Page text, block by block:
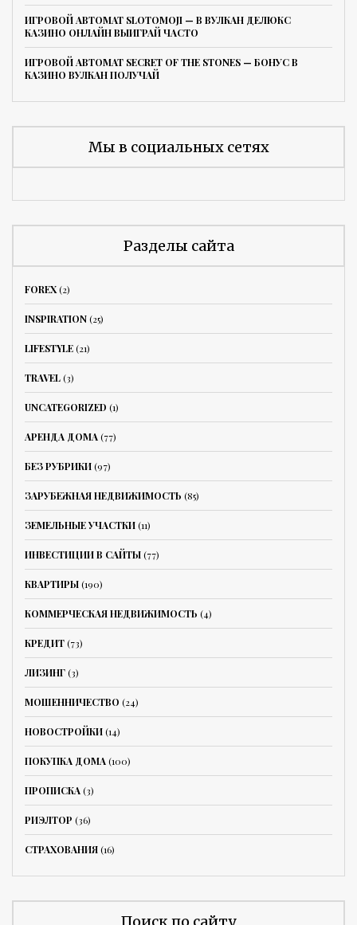
ИГРОВОЙ АВТОМАТ SLOTOMOJI — В ВУЛКАН ДЕЛЮКС
КАЗИНО ОНЛАЙН ВЫИГРАЙ ЧАСТО
ИГРОВОЙ АВТОМАТ SECRET OF THE STONES — БОНУС В
КАЗИНО ВУЛКАН ПОЛУЧАЙ
Мы в социальных сетях
Разделы сайта
FOREX(2)
INSPIRATION(25)
LIFESTYLE(21)
TRAVEL(3)
UNCATEGORIZED (1)
АРЕНДА ДОМА(77)
БЕЗ РУБРИКИ(97)
ЗАРУБЕЖНАЯ НЕДВИЖИМОСТЬ (85)
ЗЕМЕЛЬНЫЕ УЧАСТКИ(11)
ИНВЕСТИЦИИ В САЙТЫ(77)
КВАРТИРЫ(190)
КОММЕРЧЕСКАЯ НЕДВИЖИМОСТЬ (4)
КРЕДИТ(73)
ЛИЗИНГ(3)
МОШЕННИЧЕСТВО (24)
НОВОСТРОЙКИ(14)
ПОКУПКА ДОМА(100)
ПРОПИСКА(3)
РИЭЛТОР (36)
СТРАХОВАНИЯ(16)